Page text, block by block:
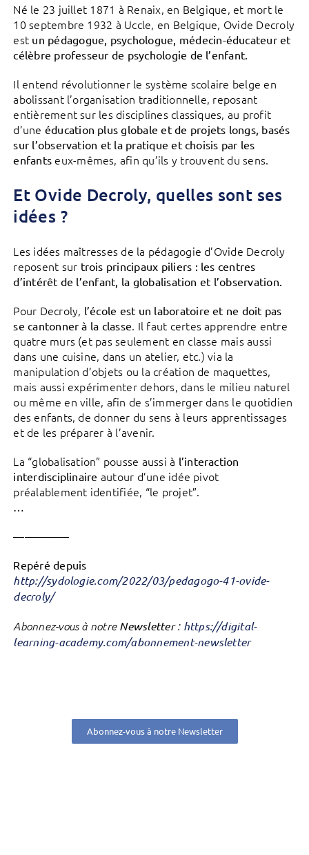
Né le 23 juillet 1871 à Renaix, en Belgique, et mort le
10 septembre 1932 à Uccle, en Belgique, Ovide Decroly
est un pédagogue, psychologue, médecin-éducateur et
célèbre professeur de psychologie de l’enfant.
Il entend révolutionner le système scolaire belge en
abolissant l’organisation traditionnelle, reposant
entièrement sur les disciplines classiques, au profit
d’une éducation plus globale et de projets longs, basés
sur l’observation et la pratique et choisis par les
enfants eux-mêmes, afin qu’ils y trouvent du sens.
Et Ovide Decroly, quelles sont ses
idées ?
Les idées maîtresses de la pédagogie d’Ovide Decroly
reposent sur trois principaux piliers : les centres
d’intérêt de l’enfant, la globalisation et l’observation.
Pour Decroly, l’école est un laboratoire et ne doit pas
se cantonner à la classe. Il faut certes apprendre entre
quatre murs (et pas seulement en classe mais aussi
dans une cuisine, dans un atelier, etc.) via la
manipulation d’objets ou la création de maquettes,
mais aussi expérimenter dehors, dans le milieu naturel
ou même en ville, afin de s’immerger dans le quotidien
des enfants, de donner du sens à leurs apprentissages
et de les préparer à l’avenir.
La “globalisation” pousse aussi à l’interaction
interdisciplinaire autour d’une idée pivot
préalablement identifiée, “le projet”.
—————
Repéré depuis
http://sydologie.com/2022/03/pedagogo-41-ovide-
decroly/
Abonnez-vous à notre Newsletter: https://digital-
learning-academy.com/abonnement-newsletter
Abonnez-vous à notre Newsletter